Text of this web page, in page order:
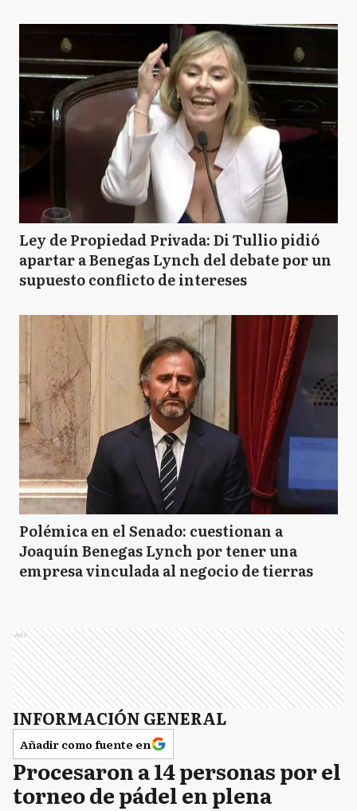
Ley de Propiedad Privada: Di Tullio pidió
apartar a Benegas Lynch del debate por un
supuesto conflicto de intereses
Polémica en el Senado: cuestionan a
Joaquín Benegas Lynch por tener una
empresa vinculada al negocio de tierras
Ads
INFORMACIÓN GENERAL
Añadir como fuente en
Procesaron a 14 personas por el
torneo de pádel en plena